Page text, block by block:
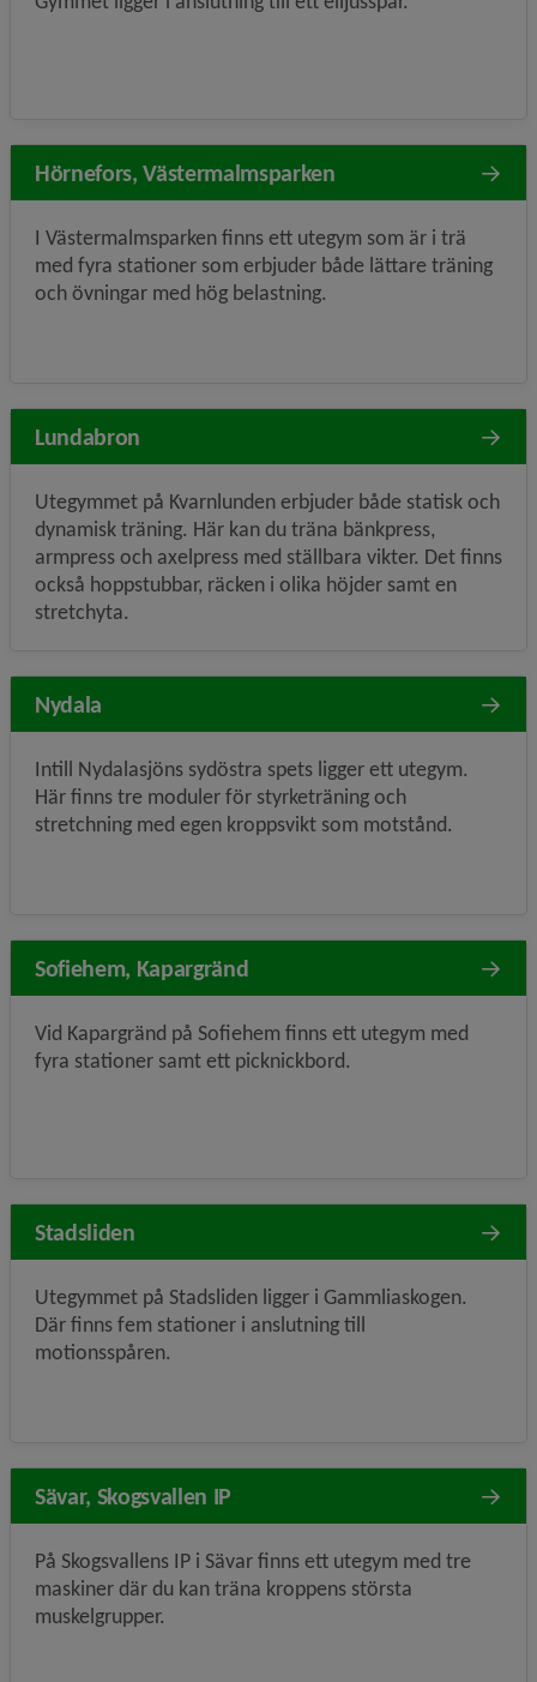
Hörnefors, Västermalmsparken
I Västermalmsparken finns ett utegym som är i trä
med fyra stationer som erbjuder både lättare träning
och övningar med hög belastning.
Lundabron
Utegymmet på Kvarnlunden erbjuder både statisk och
dynamisk träning. Här kan du träna bänkpress,
armpress och axelpress med ställbara vikter. Det finns
också hoppstubbar, räcken i olika höjder samt en
stretchyta.
Nydala
Intill Nydalasjöns sydöstra spets ligger ett utegym.
Här finns tre moduler för styrketräning och
stretchning med egen kroppsvikt som motstånd.
Sofiehem, Kapargränd
Vid Kapargränd på Sofiehem finns ett utegym med
fyra stationer samt ett picknickbord.
Stadsliden
Utegymmet på Stadsliden ligger i Gammliaskogen.
Där finns fem stationer i anslutning till
motionsspåren.
Sävar, Skogsvallen IP
På Skogsvallens IP i Sävar finns ett utegym med tre
maskiner där du kan träna kroppens största
muskelgrupper.